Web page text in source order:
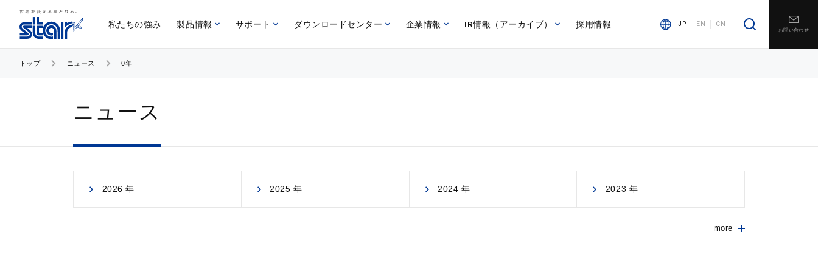
私たちの強み 製品情報 サポート ダウンロードセンター 企業情報 IR情報（アーカイブ） 採用情報 JP EN CN
お問い合わせ
トップ ニュース 0年
ニュース
2026 年 2025 年 2024 年 2023 年
more